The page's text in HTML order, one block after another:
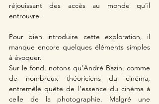
réjouissant des accès au monde qu’il
entrouvre.
Pour bien introduire cette exploration, il
manque encore quelques éléments simples
à évoquer.
Sur le fond, notons qu’André Bazin, comme
de nombreux théoriciens du cinéma,
entremêle quête de l’essence du cinéma à
celle de la photographie. Malgré une